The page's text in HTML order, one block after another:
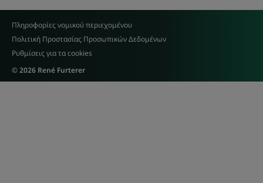
Πληροφορίες νομικού περιεχομένου
Πολιτική Προστασίας Προσωπικών Δεδομένων
Ρυθμίσεις για τα cookies
© 2026 René Furterer